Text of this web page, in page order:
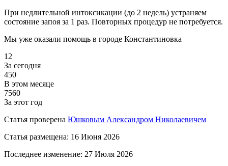
При недлительной интоксикации (до 2 недель) устраняем
состояние запоя за 1 раз. Повторных процедур не потребуется.
Мы уже оказали помощь в городе Константиновка
12
За сегодня
450
В этом месяце
7560
За этот год
Статья проверена Юшковым Александром Николаевичем
Статья размещена: 16 Июня 2026
Последнее изменение: 27 Июля 2026